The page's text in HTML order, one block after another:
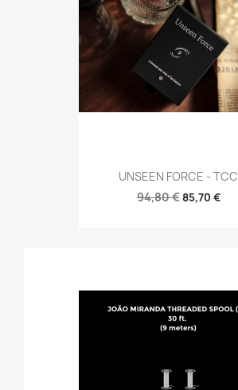
UNSEEN FORCE - TCC
94,80 € 85,70 €